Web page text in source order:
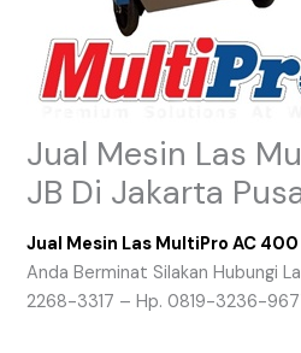
Jual Mesin Las
JB Di Jakarta
Jual Mesin Las MultiPro AC
Anda Berminat Silakan Hubungi
2268-3317 – Hp. 0819-3236-